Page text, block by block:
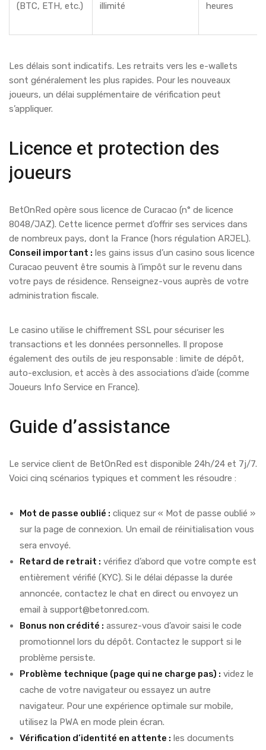
(BTC, ETH, etc.)
illimité
heures
Les délais sont indicatifs. Les retraits vers les e-wallets
sont généralement les plus rapides. Pour les nouveaux
joueurs, un délai supplémentaire de vérification peut
s’appliquer.
Licence et protection des
joueurs
BetOnRed opère sous licence de Curacao (n° de licence
8048/JAZ). Cette licence permet d’offrir ses services dans
de nombreux pays, dont la France (hors régulation ARJEL).
Conseil important : les gains issus d’un casino sous licence
Curacao peuvent être soumis à l’impôt sur le revenu dans
votre pays de résidence. Renseignez-vous auprès de votre
administration fiscale.
Le casino utilise le chiffrement SSL pour sécuriser les
transactions et les données personnelles. Il propose
également des outils de jeu responsable : limite de dépôt,
auto-exclusion, et accès à des associations d’aide (comme
Joueurs Info Service en France).
Guide d’assistance
Le service client de BetOnRed est disponible 24h/24 et 7j/7.
Voici cinq scénarios typiques et comment les résoudre :
Mot de passe oublié : cliquez sur « Mot de passe oublié »
sur la page de connexion. Un email de réinitialisation vous
sera envoyé.
Retard de retrait : vérifiez d’abord que votre compte est
entièrement vérifié (KYC). Si le délai dépasse la durée
annoncée, contactez le chat en direct ou envoyez un
email à support@betonred.com.
Bonus non crédité : assurez-vous d’avoir saisi le code
promotionnel lors du dépôt. Contactez le support si le
problème persiste.
Problème technique (page qui ne charge pas) : videz le
cache de votre navigateur ou essayez un autre
navigateur. Pour une expérience optimale sur mobile,
utilisez la PWA en mode plein écran.
Vérification d’identité en attente : les documents